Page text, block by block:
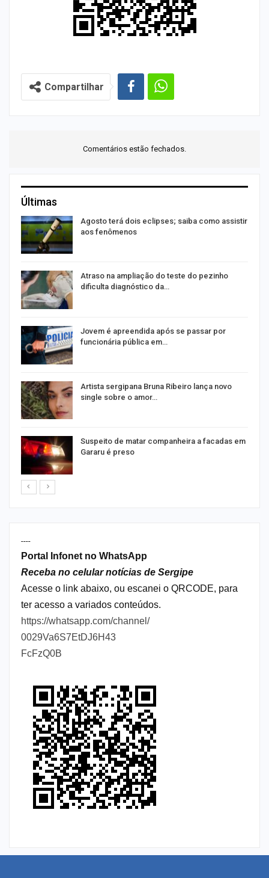
Compartilhar
Comentários estão fechados.
Últimas
Agosto terá dois eclipses; saiba como assistir
aos fenômenos
Atraso na ampliação do teste do pezinho
dificulta diagnóstico da…
Jovem é apreendida após se passar por
funcionária pública em…
Artista sergipana Bruna Ribeiro lança novo
single sobre o amor…
Suspeito de matar companheira a facadas em
Gararu é preso
----
Portal Infonet no WhatsApp
Receba no celular notícias de Sergipe
Acesse o link abaixo, ou escanei o QRCODE, para
ter acesso a variados conteúdos.
https://whatsapp.com/channel/
0029Va6S7EtDJ6H43
FcFzQ0B